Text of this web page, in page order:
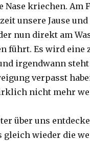
Nase kriechen. Am
unsere Jause und
nun direkt am
führt. Es wird eine
irgendwann
verpasst
nicht mehr
über uns
gleich wieder die